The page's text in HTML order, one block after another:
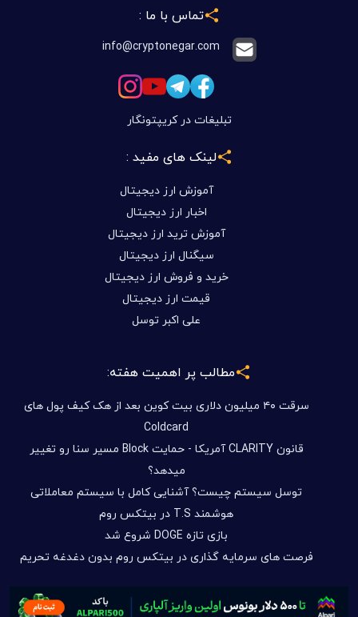
تماس با ما :
info@cryptonegar.com
تبلیغات در کریپتونگار
لینک های مفید :
آموزش ارز دیجیتال
اخبار ارز دیجیتال
آموزش ترید ارز دیجیتال
سیگنال ارز دیجیتال
خرید و فروش ارز دیجیتال
قیمت ارز دیجیتال
علی اکبر توسل
مطالب پر اهمیت هفته:
سرقت ۴۰ میلیون دلاری بیت کوین بعد از هک کیف پول های
Coldcard
قانون CLARITY آمریکا - حمایت Block مسیر سنا رو تغییر
میدهد؟
توسل سیستم چیست؟ آشنایی کامل با سیستم معاملاتی
هوشمند T.S در بیتکس روم
بازی تازه DOGE شروع شد
فرصت های سرمایه گذاری در بیتکس روم بدون دغدغه تحریم